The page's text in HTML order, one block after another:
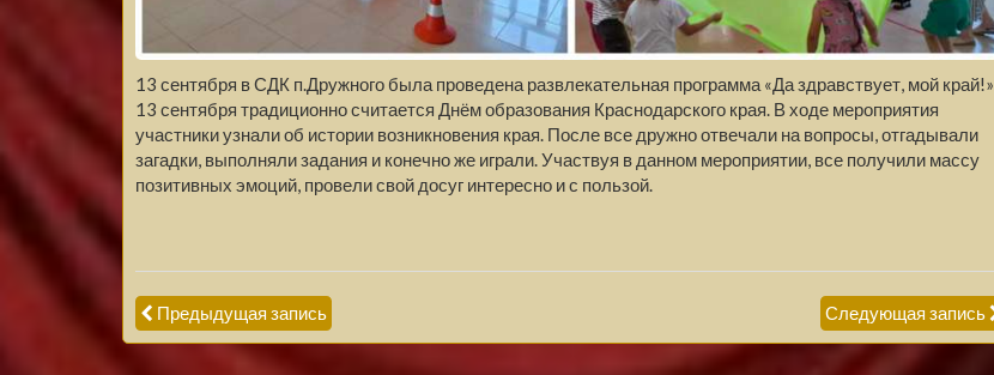
13 сентября в СДК п.Дружного была проведена развлекательная программа «Да здравствует, мой край!»
13 сентября традиционно считается Днём образования Краснодарского края. В ходе мероприятия
участники узнали об истории возникновения края. После все дружно отвечали на вопросы, отгадывали
загадки, выполняли задания и конечно же играли. Участвуя в данном мероприятии, все получили массу
позитивных эмоций, провели свой досуг интересно и с пользой.
Предыдущая запись Следующая запись